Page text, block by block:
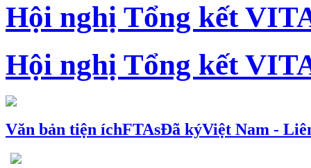
Hội nghị Tổng kết
Hội nghị Tổng kết
Văn bản tiện íchFTAsĐã kýViệt Nam -